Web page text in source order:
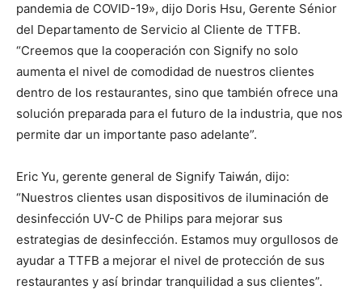
pandemia de COVID-19», dijo Doris Hsu, Gerente Sénior
del Departamento de Servicio al Cliente de TTFB.
“Creemos que la cooperación con Signify no solo
aumenta el nivel de comodidad de nuestros clientes
dentro de los restaurantes, sino que también ofrece una
solución preparada para el futuro de la industria, que nos
permite dar un importante paso adelante”.
Eric Yu, gerente general de Signify Taiwán, dijo:
“Nuestros clientes usan dispositivos de iluminación de
desinfección UV-C de Philips para mejorar sus
estrategias de desinfección. Estamos muy orgullosos de
ayudar a TTFB a mejorar el nivel de protección de sus
restaurantes y así brindar tranquilidad a sus clientes”.